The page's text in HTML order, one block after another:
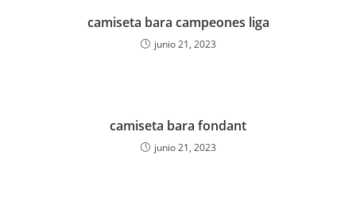
camiseta bara campeones liga
junio 21, 2023
camiseta bara fondant
junio 21, 2023